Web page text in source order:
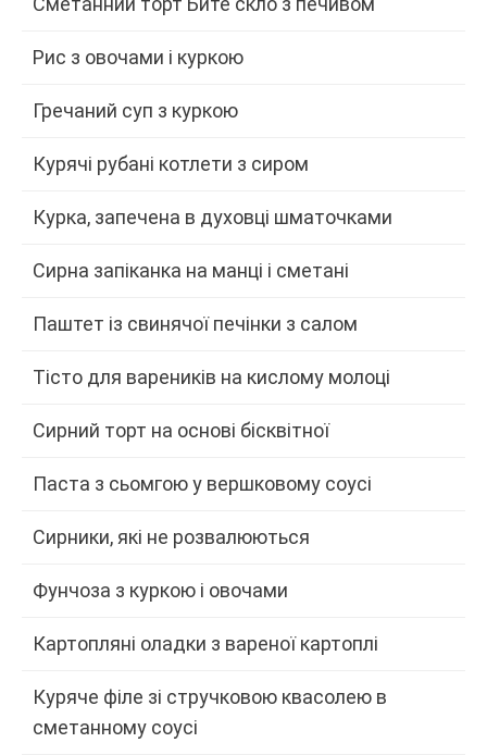
Рис з овочами і куркою
Гречаний суп з куркою
Курячі рубані котлети з сиром
Курка, запечена в духовці шматочками
Сирна запіканка на манці і сметані
Паштет із свинячої печінки з салом
Тісто для вареників на кислому молоці
Сирний торт на основі бісквітної
Паста з сьомгою у вершковому соусі
Сирники, які не розвалюються
Фунчоза з куркою і овочами
Картопляні оладки з вареної картоплі
Куряче філе зі стручковою квасолею в
сметанному соусі